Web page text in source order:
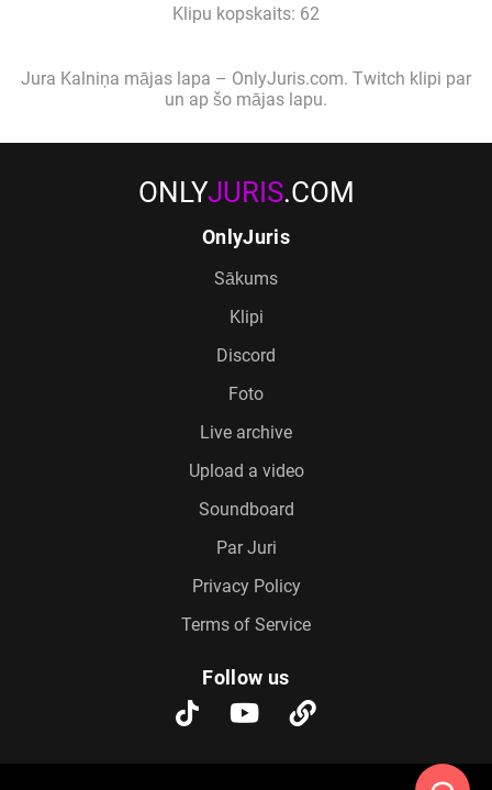
Klipu kopskaits: 62
Jura Kalniņa mājas lapa – OnlyJuris.com. Twitch klipi par
un ap šo mājas lapu.
ONLYJURIS.COM
OnlyJuris
Sākums
Klipi
Discord
Foto
Live archive
Upload a video
Soundboard
Par Juri
Privacy Policy
Terms of Service
Follow us